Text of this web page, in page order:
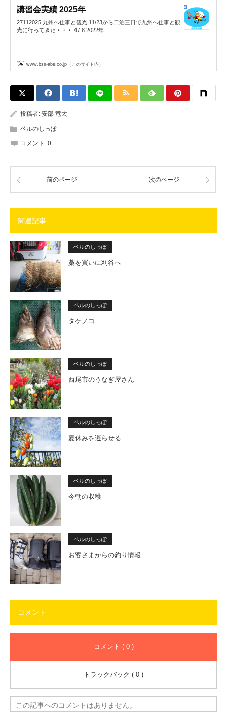
講習会実績 2025年
27112025 九州へ仕事と観光 11/23から二泊三日で九州へ仕事と観
光に行ってきた・・・ 47 8 2022年 ...
www.bss-abe.co.jp（このサイト内）
投稿者: 安部 竜太
ベルのしっぽ
コメント: 0
前のページ 次のページ
関連記事
ベルのしっぽ
藁を買いに刈谷へ
ベルのしっぽ
タケノコ
ベルのしっぽ
西尾市のうなぎ屋さん
ベルのしっぽ
夏休みを遅らせる
ベルのしっぽ
今朝の収穫
ベルのしっぽ
お客さまからの釣り情報
コメント
コメント ( 0 )
トラックバック ( 0 )
この記事へのコメントはありません。